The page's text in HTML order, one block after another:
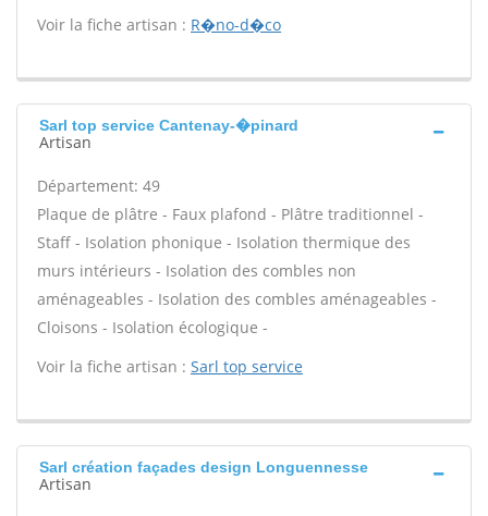
Voir la fiche artisan : R�no-d�co
Sarl top service Cantenay-�pinard
Artisan
Département: 49
Plaque de plâtre - Faux plafond - Plâtre traditionnel -
Staff - Isolation phonique - Isolation thermique des
murs intérieurs - Isolation des combles non
aménageables - Isolation des combles aménageables -
Cloisons - Isolation écologique -
Voir la fiche artisan : Sarl top service
Sarl création façades design Longuennesse
Artisan